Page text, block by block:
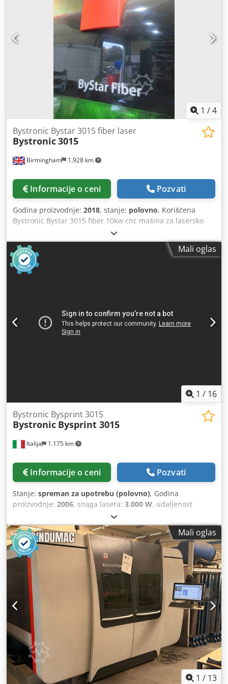
i takođe ima kameru za lociranje posteljine
1 /4
Birmingham 1.928 km
Bystronic Bystar 3015 fiber laser
Bystronic3015
Informacije o ceni Pozvati
Godina proizvodnje: 2018, stanje: polovno, Korišćena
Bystronic Bystar 3015 fiber 10kw cnc mašina za lasersko
sečenje na prodaju Godina: 2018 Tehničke specifikacije /
Detalji dužina tabele: 3000 mm širina tabele: 1500 mm
glave gorionik: 10,00 Watt / 10kw Mašina je još uvek pod
Bajstronic uk garancijom koja je u 2021 godini Kompletno
sa: Automatski fokus Automatsko centriranje reznica
0,05 mm Maksimalna težina radnog dela: 890 kg Operacija
preko panela: ByVision Touchscreen i ručna kontrolna
jedinica Automatizacija lista / učitavanje ruke / Bytrans nije
Mali oglas
1 / 16
Italija 1.175 km
Bystronic Bysprint 3015
Bystronic Bysprint 3015
Informacije o ceni Pozvati
Stanje: spreman za upotrebu (polovno), Godina
proizvodnje: 2006, snaga lasera: 3.000 W, udaljenost
, Y osa hod:
osovina:3, Ova 3-osna CO₂ laserska mašina za sečenje,
tipa Bystronic Bysprint 3015, proizvedena je 2006. godine.
Ima radnu površinu od 3.000 × 1.500 mm i opremljena je
automatskim sistemom za zamenu stola, kao i sa dve glave
za sečenje. Mašina ima maksimalnu dubinu sečenja od 12
mm za nerđajući čelik i 20 mm za konstrukcijski čelik. Ako
tražite mašinu za sečenje visokog kvaliteta, razmislite o
Bystronic Bysprint 3015, koju nudimo na prodaju.
Kontaktirajte nas za više detalja. • Radna površina: 3.000 ×
1.500 mm • Glave za sečenje: 2 (5" i 7,5") •
Karakteristike/Opcije: Kontrola sečenja; Adaptivni sistem
za zaobilaženje ogledala; MCS; STL • Resonator: Uključen u
isporuku • Sistem hlađenja glave za sečenje: Uključen u
isporuku • Radni sati originalne turbine: oko 7.000 sati •
Maksimalna snaga sečenja: Credpjzq Ap Tofx Aiysf •
Mali oglas
1 / 13